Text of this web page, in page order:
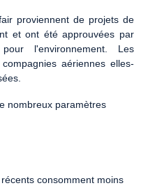
proviennent de projets de
et ont été approuvées par
l'environnement. Les
aériennes elles-
nombreux paramètres
consomment moins